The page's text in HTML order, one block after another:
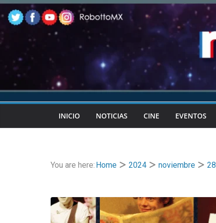
Skip
to
content
INICIO NOTICIAS CINE EVENTOS
You are here: Home 2024 noviembre 28